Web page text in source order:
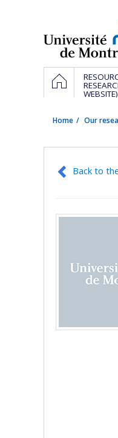
Navigation
principale
HOME
WEBSITE)
Home Our
Back to